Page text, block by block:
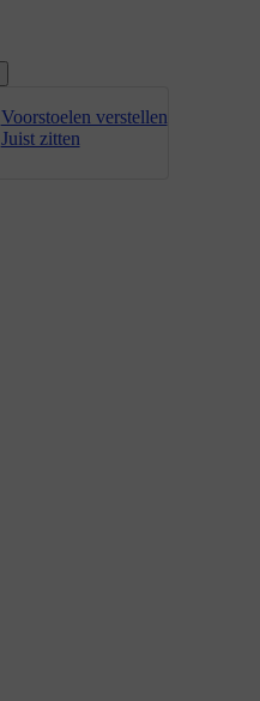
Voorstoelen verstellen
Juist zitten